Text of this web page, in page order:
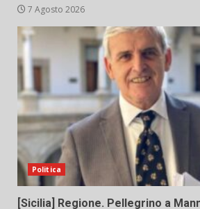
7 Agosto 2026
Politica
[Sicilia] Regione. Pellegrino a